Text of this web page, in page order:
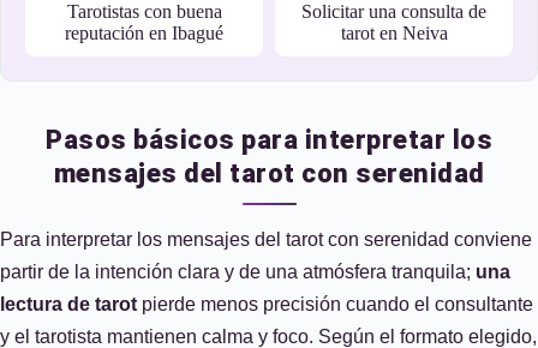
Tarotistas con buena
reputación en Ibagué
Solicitar una consulta de
tarot en Neiva
Pasos básicos para interpretar los
mensajes del tarot con serenidad
Para interpretar los mensajes del tarot con serenidad conviene
partir de la intención clara y de una atmósfera tranquila; una
lectura de tarot pierde menos precisión cuando el consultante
y el tarotista mantienen calma y foco. Según el formato elegido,